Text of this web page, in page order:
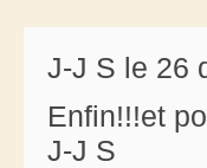
J-J S le 26
Enfin!!!et
J-J S